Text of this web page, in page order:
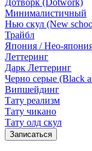
Дотворк (Dotwork)
Минималистичный
Нью скул (New
Трайбл
Япония / Нео-
Леттеринг
Дарк Леттеринг
Черно серые (Black
Випшейдинг
Тату реализм
Тату чикано
Тату олд скул
Записаться